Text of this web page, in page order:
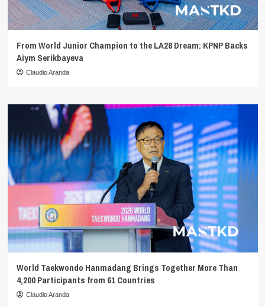
From World Junior Champion to the LA28 Dream: KPNP Backs
Aiym Serikbayeva
Claudio Aranda
World Taekwondo Hanmadang Brings Together More Than
4,200 Participants from 61 Countries
Claudio Aranda